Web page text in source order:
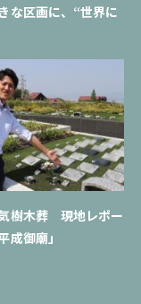
な区画に、“世界に
樹木葬 現地レポー
成御廟」